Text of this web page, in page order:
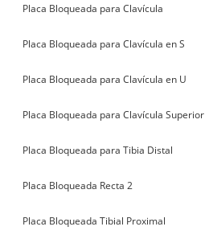
Placa Bloqueada para Clavícula
Placa Bloqueada para Clavícula en S
Placa Bloqueada para Clavícula en U
Placa Bloqueada para Clavícula Superior
Placa Bloqueada para Tibia Distal
Placa Bloqueada Recta 2
Placa Bloqueada Tibial Proximal